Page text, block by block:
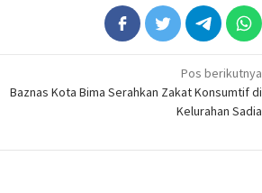
Pos berikutnya
Baznas Kota Bima Serahkan Zakat Konsumtif di
Kelurahan Sadia